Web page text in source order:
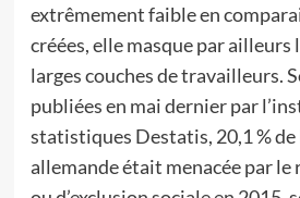
extrêmement faible en
créées, elle masque par
larges couches de travailleurs.
publiées en mai dernier par
statistiques Destatis, 20,1 %
allemande était menacée par le